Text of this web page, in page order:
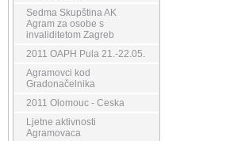
Sedma Skupština AK
Agram za osobe s
invaliditetom Zagreb
2011 OAPH Pula 21.-22.05.
Agramovci kod
Gradonačelnika
2011 Olomouc - Ceska
Ljetne aktivnosti
Agramovaca